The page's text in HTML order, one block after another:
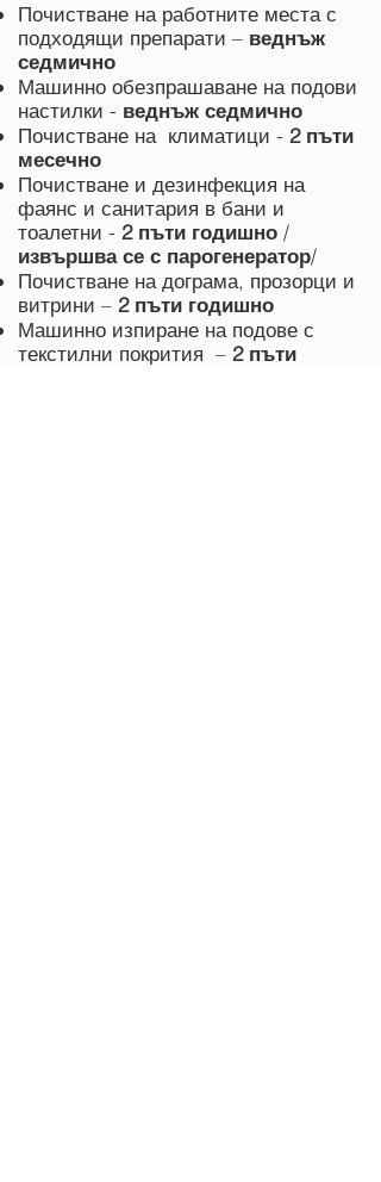
Почистване на работните места с
подходящи препарати – веднъж
седмично
Машинно обезпрашаване на подови
настилки - веднъж седмично
Почистване на климатици - 2 пъти
месечно
Почистване и дезинфекция на
фаянс и санитария в бани и
тоалетни - 2 пъти годишно /
извършва се с парогенератор/
Почистване на дограма, прозорци и
витрини – 2 пъти годишно
Машинно изпиране на подове с
текстилни покрития – 2 пъти